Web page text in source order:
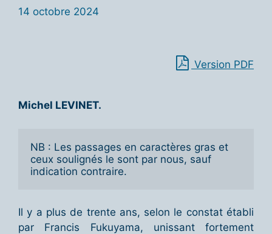
14 octobre 2024
Version PDF
Michel LEVINET.
NB : Les passages en caractères gras et
ceux soulignés le sont par nous, sauf
indication contraire.
Il y a plus de trente ans, selon le constat établi
par Francis Fukuyama, unissant fortement